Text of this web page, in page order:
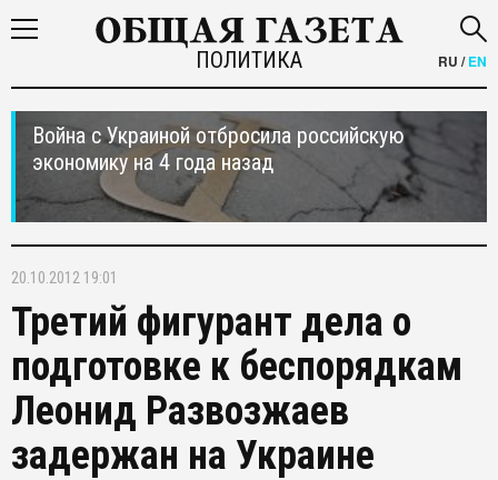
ПОЛИТИКА RU /EN
Война с Украиной отбросила российскую
экономику на 4 года назад
20.10.2012 19:01
Третий фигурант дела о
подготовке к беспорядкам
Леонид Развозжаев
задержан на Украине